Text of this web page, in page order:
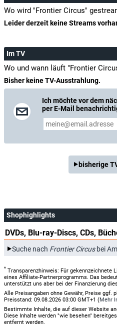
Wo wird "Frontier Circus"
Leider derzeit keine Streams
Im TV
Wo und wann läuft "Frontier
Bisher keine TV-Ausstrahlung.
Ich möchte vor dem
per E-Mail
bisherige
Shophighlights
DVDs, Blu-ray-Discs, CDs,
Suche nach Frontier Circusbei
* Transparenzhinweis: Für gekennzeichnete
eines Affiliate-Partnerprogramms. Das
unterstützt uns aber bei der Finanzierung
Alle Preisangaben ohne Gewähr, Preise ggf.
Preisstand: 09.08.2026 03:00 GMT+1 (Mehr
Bestimmte Inhalte, die auf dieser Website
Diese Inhalte werden "wie besehen"
entfernt werden.